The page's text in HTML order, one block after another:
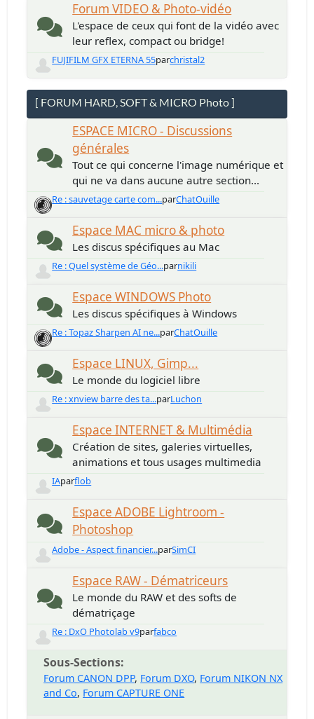
Forum VIDEO & Photo-vidéo
L'espace de ceux qui font de la vidéo avec
leur reflex, compact ou bridge!
FUJIFILM GFX ETERNA 55parchristal2
[ FORUM HARD, SOFT & MICRO Photo ]
ESPACE MICRO - Discussions
générales
Tout ce qui concerne l'image numérique et
qui ne va dans aucune autre section...
Re : sauvetage carte com...parChatOuille
Espace MAC micro & photo
Les discus spécifiques au Mac
Re : Quel système de Géo...parnikili
Espace WINDOWS Photo
Les discus spécifiques à Windows
Re : Topaz Sharpen AI ne...parChatOuille
Espace LINUX, Gimp...
Le monde du logiciel libre
Re : xnview barre des ta...parLuchon
Espace INTERNET & Multimédia
Création de sites, galeries virtuelles,
animations et tous usages multimedia
IAparflob
Espace ADOBE Lightroom -
Photoshop
Adobe - Aspect financier...parSimCI
Espace RAW - Dématriceurs
Le monde du RAW et des softs de
dématriçage
Re : DxO Photolab v9parfabco
Sous-Sections
Forum CANON DPP Forum DXO Forum NIKON NX
and Co Forum CAPTURE ONE